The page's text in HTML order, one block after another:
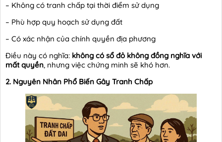
– Không có tranh chấp tại thời điểm sử dụng
– Phù hợp quy hoạch sử dụng đất
– Có xác nhận của chính quyền địa phương
Điều này có nghĩa: không có sổ đỏ không đồng nghĩa với
mất quyền, nhưng việc chứng minh sẽ khó hơn.
2. Nguyên Nhân Phổ Biến Gây Tranh Chấp